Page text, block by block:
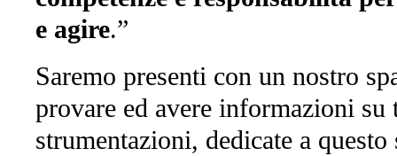
e agire.”
Saremo presenti con un nostro
provare ed avere informazioni su
strumentazioni, dedicate a